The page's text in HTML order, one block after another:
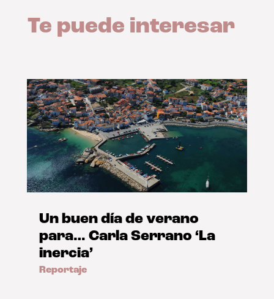
Te puede interesar
Un buen día de verano
para… Carla Serrano ‘La
inercia’
Reportaje